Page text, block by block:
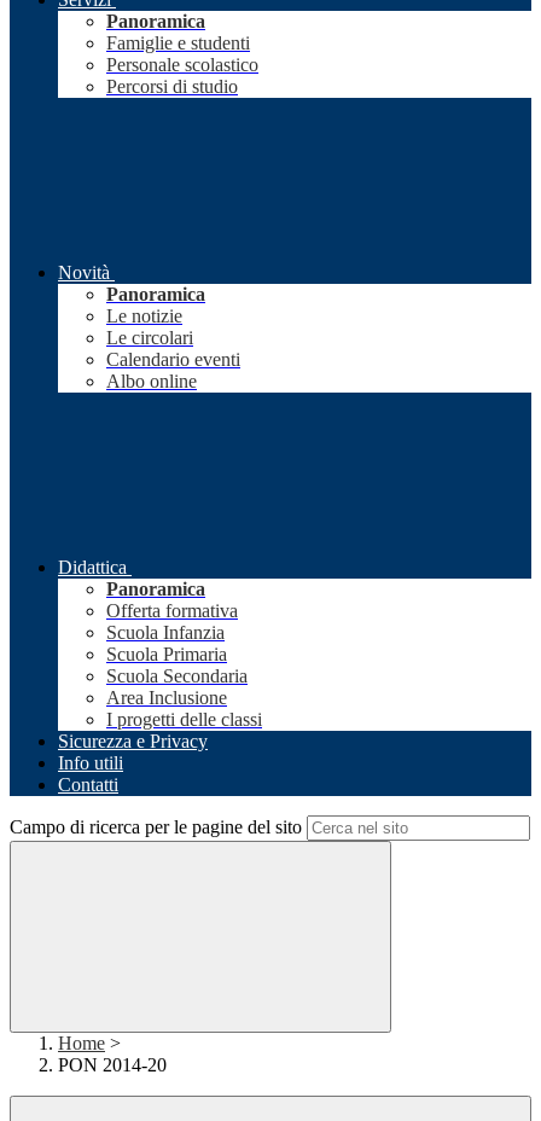
Panoramica
Famiglie e studenti
Personale scolastico
Percorsi di studio
Novità
Panoramica
Le notizie
Le circolari
Calendario eventi
Albo online
Didattica
Panoramica
Offerta formativa
Scuola Infanzia
Scuola Primaria
Scuola Secondaria
Area Inclusione
I progetti delle classi
Sicurezza e Privacy
Info utili
Contatti
Campo di ricerca per le pagine del sito
Home >
PON 2014-20